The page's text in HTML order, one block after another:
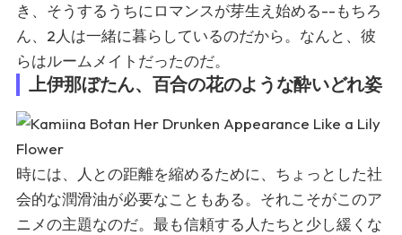
き、そうするうちにロマンスが芽生え始める--もちろ
ん、2人は一緒に暮らしているのだから。なんと、彼
らはルームメイトだったのだ。
上伊那ぼたん、百合の花のような酔いどれ姿
時には、人との距離を縮めるために、ちょっとした社
会的な潤滑油が必要なこともある。それこそがこのア
ニメの主題なのだ。最も信頼する人たちと少し緩くな